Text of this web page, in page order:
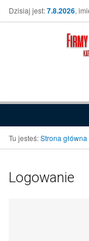
Dzisiaj jest:7.8.2026,
Tu jesteś:Strona główna
Logowanie